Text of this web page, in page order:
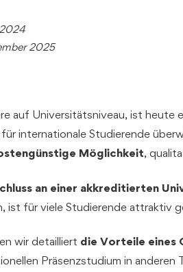
2025
auf Universitätsniveau, ist heute
internationale Studierende
Möglichkeit,
an einer akkreditierten
ist für viele Studierende attraktiv
wir detailliert die Vorteile eines
Präsenzstudium in anderen